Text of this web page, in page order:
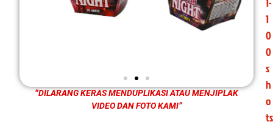
“DILARANG KERAS MENDUPLIKASI ATAU MENJIPLAK
VIDEO DAN FOTO KAMI”
1
0
0
s
h
o
ts